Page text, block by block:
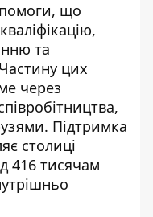
що
та
цих
через
,
Підтримка
столиці
416 тисячам